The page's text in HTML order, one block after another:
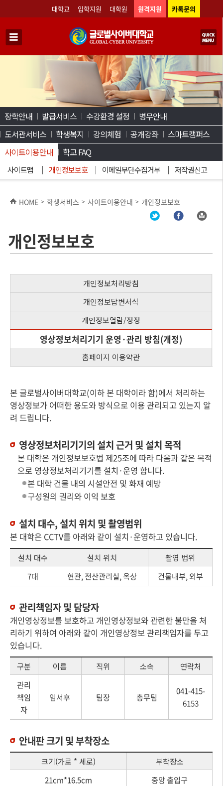
대학교 입학지원 대학원 원격지원 카톡문의
장학안내 발급서비스 수강환경 설정
병무안내
도서관서비스
학생복지 강의체험 공개강좌
스마트캠퍼스
사이트이용안내
사이트맵 개인정보보호 이메일무단수집거부 저작권신고
학교 FAQ
HOME > 학생서비스 > 사이트이용안내 > 개인정보보호
개인정보보호
개인정보처리방침
개인정보답변서식
개인정보열람/정정
영상정보처리기기 운영·관리 방침(개정)
홈페이지 이용약관
본 글로벌사이버대학교(이하 본 대학이라 함)에서 처리하는
영상정보가 어떠한 용도와 방식으로 이용 관리되고 있는지 알
려 드립니다.
영상정보처리기기의 설치 근거 및 설치 목적
본 대학은 개인정보보호법 제25조에 따라 다음과 같은 목적
으로 영상정보처리기기를 설치·운영 합니다.
본 대학 건물 내의 시설안전 및 화재 예방
구성원의 권리와 이익 보호
설치 대수, 설치 위치 및 촬영범위
본 대학은 CCTV를 아래와 같이 설치·운영하고 있습니다.
설치 대수 설치 위치 촬영 범위
7대 현관, 전산관리실, 옥상 건물내부, 외부
관리책임자 및 담당자
개인영상정보를 보호하고 개인영상정보와 관련한 불만을 처
리하기 위하여 아래와 같이 개인영상정보 관리책임자를 두고
있습니다.
구분 이름 직위 소속 연락처
관리
책임
자
임서후 팀장 총무팀
041-415-
6153
안내판 크기 및 부착장소
크기(가로 * 세로) 부착장소
21cm*16.5cm 중앙 출입구